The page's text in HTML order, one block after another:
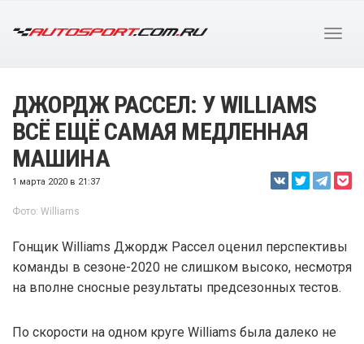
ДЖОРДЖ РАССЕЛ: У WILLIAMS
ВСЁ ЕЩЁ САМАЯ МЕДЛЕННАЯ
МАШИНА
1 марта 2020 в 21:37
Фото: Williams
Гонщик Williams Джордж Рассел оценил перспективы
команды в сезоне-2020 не слишком высоко, несмотря
на вполне сносные результаты предсезонных тестов.
По скорости на одном круге Williams была далеко не